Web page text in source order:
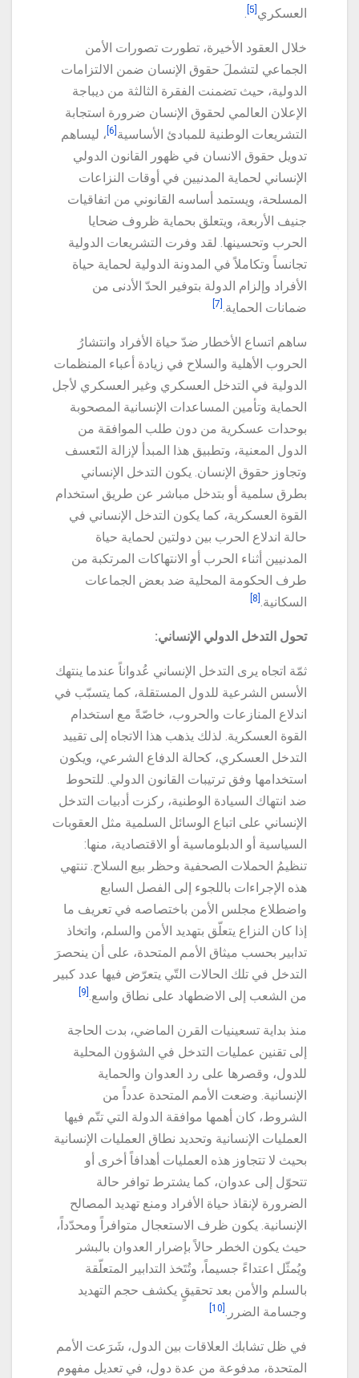
العسكري
.
خلال العقود الأخيرة، تطورت تصورات الأمن
الجماعي لتشملَ حقوق الإنسان ضمن الالتزامات
الدولية، حيث تضمنت الفقرة الثالثة من ديباجة
الإعلان العالمي لحقوق الإنسان ضرورة استجابة
التشريعات الوطنية للمبادئ الأساسية
، ليساهم
تدويل حقوق الانسان في ظهور القانون الدولي
الإنساني لحماية المدنيين في أوقات النزاعات
المسلحة، ويستمد أساسه القانوني من اتفاقيات
جنيف الأربعة، ويتعلق بحماية ظروف ضحايا
الحرب وتحسينها. لقد وفرت التشريعات الدولية
تجانساً وتكاملاً في المدونة الدولية لحماية حياة
الأفراد وإلزام الدولة بتوفير الحدّ الأدنى من
ضمانات الحماية.
ساهم اتساع الأخطار ضدّ حياة الأفراد وانتشارُ
الحروب الأهلية والسلاح في زيادة أعباء المنظمات
الدولية في التدخل العسكري وغير العسكري لأجل
الحماية وتأمين المساعدات الإنسانية المصحوبة
بوحدات عسكرية من دون طلب الموافقة من
الدول المعنية، وتطبيق هذا المبدأ لإزالة التَعسف
وتجاوز حقوق الإنسان. يكون التدخل الإنساني
بطرق سلمية أو بتدخل مباشر عن طريق استخدام
القوة العسكرية، كما يكون التدخل الإنساني في
حالة اندلاع الحرب بين دولتين لحماية حياة
المدنيين أثناء الحرب أو الانتهاكات المرتكبة من
طرف الحكومة المحلية ضد بعض الجماعات
السكانية.
تحول التدخل الدولي الإنساني:
ثمّة اتجاه يرى التدخل الإنساني عُدواناً عندما ينتهك
الأسس الشرعية للدول المستقلة، كما يتسبّب في
اندلاع المنازعات والحروب، خاصّةً مع استخدام
القوة العسكرية. لذلك يذهب هذا الاتجاه إلى تقييد
التدخل العسكري، كحالة الدفاع الشرعي، ويكون
استخدامها وفق ترتيبات القانون الدولي. للتحوط
ضد انتهاك السيادة الوطنية، ركزت أدبيات التدخل
الإنساني على اتباع الوسائل السلمية مثل العقوبات
السياسية أو الدبلوماسية أو الاقتصادية، منها:
تنظيمُ الحملات الصحفية وحظر بيع السلاح. تنتهي
هذه الإجراءات باللجوء إلى الفصل السابع
واضطلاع مجلس الأمن باختصاصه في تعريف ما
إذا كان النزاع يتعلّق بتهديد الأمن والسلم، واتخاذ
تدابير بحسب ميثاق الأمم المتحدة، على أن ينحصرَ
التدخل في تلك الحالات التّي يتعرّض فيها عدد كبير
من الشعب إلى الاضطهاد على نطاق واسع.
منذ بداية تسعينيات القرن الماضي، بدت الحاجة
إلى تقنين عمليات التدخل في الشؤون المحلية
للدول، وقصرها على رد العدوان والحماية
الإنسانية. وضعت الأمم المتحدة عدداً من
الشروط، كان أهمها موافقة الدولة التي تتّم فيها
العمليات الإنسانية وتحديد نطاق العمليات الإنسانية
بحيث لا تتجاوز هذه العمليات أهدافاً أخرى أو
تتحوّل إلى عدوان، كما يشترط توافر حالة
الضرورة لإنقاذ حياة الأفراد ومنع تهديد المصالح
الإنسانية. يكون ظرف الاستعجال متوافراً ومحدّداً،
حيث يكون الخطر حالاً بإضرار العدوان بالبشر
ويُمثّل اعتداءً جسيماً، وتُتَخذ التدابير المتعلّقة
بالسلم والأمن بعد تحقيقٍ يكشف حجم التهديد
وجسامة الضرر.
في ظل تشابك العلاقات بين الدول، شَرَعت الأمم
المتحدة، مدفوعة من عدة دول، في تعديل مفهوم